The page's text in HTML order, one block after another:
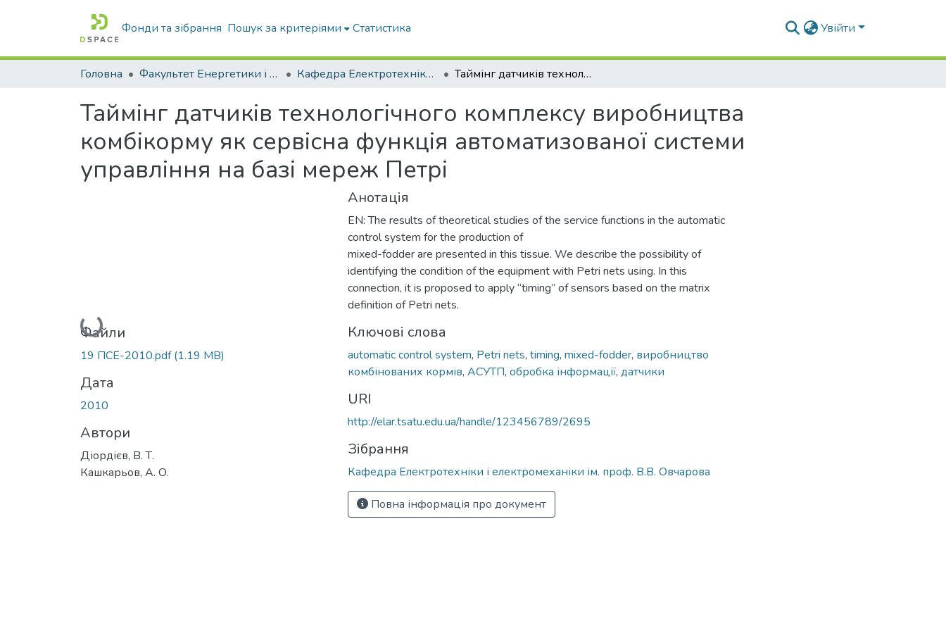
Фонди та зібрання Пошук за критеріями Статистика Увійти
Головна Факультет Енергетики і комп'ютерних технологій Кафедра Електротехніки і електромеханіки ім. проф. В.В. Овчарова Таймінг датчиків технологічного комплексу виробництва комбікорму як сервісна функція автоматизованої системи управління на базі мереж Петрі
Таймінг датчиків технологічного комплексу виробництва
комбікорму як сервісна функція автоматизованої системи
управління на базі мереж Петрі
Вантажиться...
Файли
19 ПСЕ-2010.pdf(1.19 MB)
Дата
2010
Автори
Діордієв, В. Т.
Кашкарьов, А. О.
Анотація
EN: The results of theoretical studies of the service functions in the automatic
control system for the production of
mixed-fodder are presented in this tissue. We describe the possibility of
identifying the condition of the equipment with Petri nets using. In this
connection, it is proposed to apply “timing” of sensors based on the matrix
definition of Petri nets.
Ключові слова
automatic control system, Petri nets, timing, mixed-fodder, виробництво
комбінованих кормів, АСУТП, обробка інформації, датчики
URI
http://elar.tsatu.edu.ua/handle/123456789/2695
Зібрання
Кафедра Електротехніки і електромеханіки ім. проф. В.В. Овчарова
Повна інформація про документ